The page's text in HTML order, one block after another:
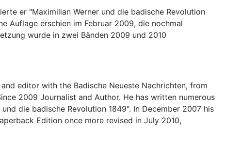
er "Maximilian Werner und die badische Revolution
Auflage erschien im Februar 2009, die nochmal
wurde in zwei Bänden 2009 und 2010
editor with the Badische Neueste Nachrichten, from
2009 Journalist and Author. He has written numerous
die badische Revolution 1849". In December 2007 his
Edition once more revised in July 2010,